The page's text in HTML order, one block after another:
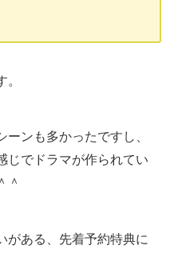
ーンも多かったですし、
じでドラマが作られてい
＾
がある、先着予約特典に